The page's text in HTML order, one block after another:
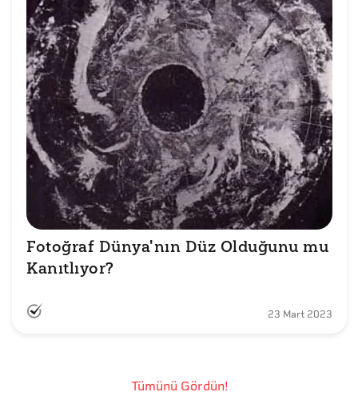
Fotoğraf Dünya'nın Düz Olduğunu mu
Kanıtlıyor?
23 Mart 2023
Tümünü Gördün!